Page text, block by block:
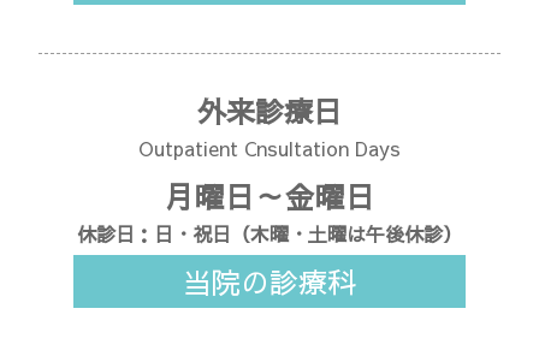
外来診療日
Outpatient Cnsultation Days
月曜日～金曜日
休診日：日・祝日（木曜・土曜は午後休診）
当院の診療科